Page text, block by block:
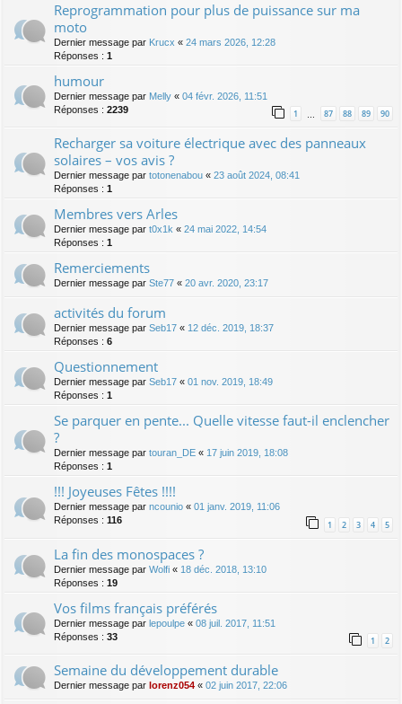
Reprogrammation pour plus de puissance sur ma
moto
Dernier message par Krucx « 24 mars 2026, 12:28
Réponses : 1
humour
Dernier message par Melly « 04 févr. 2026, 11:51
Réponses : 2239 1 … 87 88 89 90
Recharger sa voiture électrique avec des panneaux
solaires – vos avis ?
Dernier message par totonenabou « 23 août 2024, 08:41
Réponses : 1
Membres vers Arles
Dernier message par t0x1k « 24 mai 2022, 14:54
Réponses : 1
Remerciements
Dernier message par Ste77 « 20 avr. 2020, 23:17
activités du forum
Dernier message par Seb17 « 12 déc. 2019, 18:37
Réponses : 6
Questionnement
Dernier message par Seb17 « 01 nov. 2019, 18:49
Réponses : 1
Se parquer en pente... Quelle vitesse faut-il enclencher
?
Dernier message par touran_DE « 17 juin 2019, 18:08
Réponses : 1
!!! Joyeuses Fêtes !!!!
Dernier message par ncounio « 01 janv. 2019, 11:06
Réponses : 116 1 2 3 4 5
La fin des monospaces ?
Dernier message par Wolfi « 18 déc. 2018, 13:10
Réponses : 19
Vos films français préférés
Dernier message par lepoulpe « 08 juil. 2017, 11:51
Réponses : 33 1 2
Semaine du développement durable
Dernier message par lorenz054 « 02 juin 2017, 22:06